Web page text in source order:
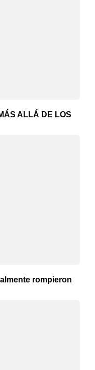
ALLÁ DE LOS
rompieron